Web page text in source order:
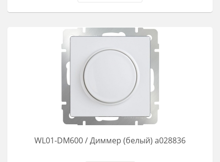
WL01-DM600 / Диммер (белый) a028836